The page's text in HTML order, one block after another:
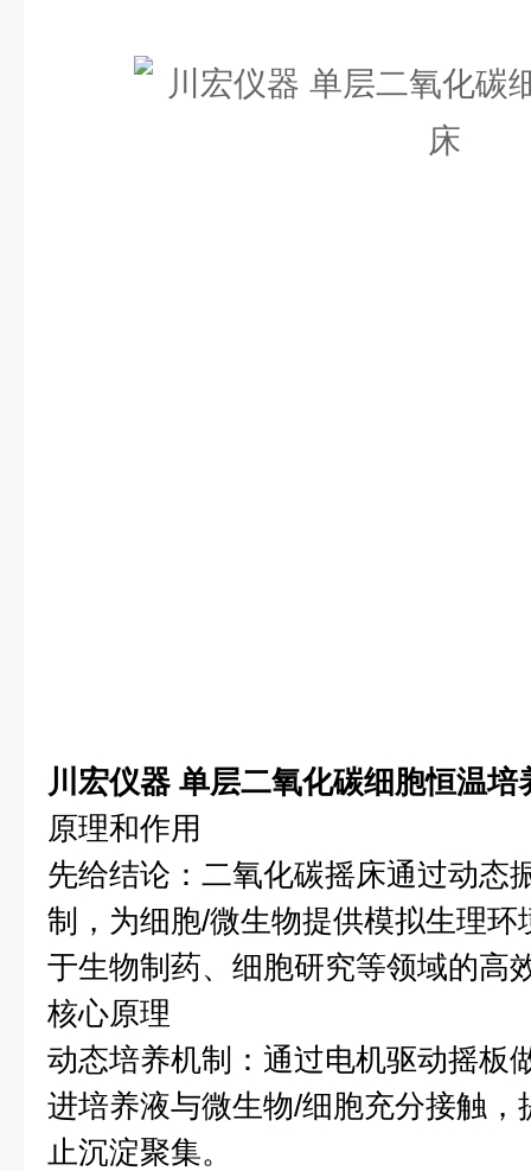
川宏仪器 单层二氧化碳细胞恒温培
原理和作用
先给结论：二氧化碳摇床通过动态
制，为细胞/微生物提供模拟生理
于生物制药、细胞研究等领域的高
核心原理
动态培养机制：通过电机驱动摇板
进培养液与微生物/细胞充分接触
止沉淀聚集。